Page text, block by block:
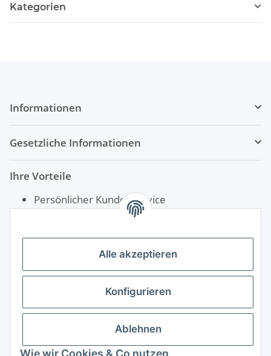
Alle akzeptieren
Konfigurieren
Ablehnen
Wie wir Cookies & Co nutzen
Kategorien
Informationen
Gesetzliche Informationen
Ihre Vorteile
Persönlicher Kundenservice
Rechnungskauf für Öffentliche Einrichtungen